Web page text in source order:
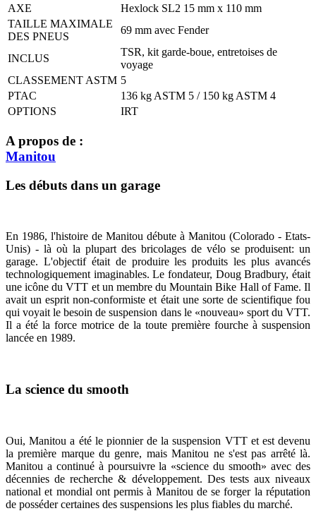
AXE
Hexlock SL2 15 mm x 110 mm
TAILLE MAXIMALE
DES PNEUS
69 mm avec Fender
INCLUS
TSR, kit garde-boue, entretoises de
voyage
CLASSEMENT ASTM 5
PTAC
136 kg ASTM 5 / 150 kg ASTM 4
OPTIONS
IRT
A propos de :
Manitou
Les débuts dans un garage
En 1986, l'histoire de Manitou débute à Manitou (Colorado - Etats-
Unis) - là où la plupart des bricolages de vélo se produisent: un
garage. L'objectif était de produire les produits les plus avancés
technologiquement imaginables. Le fondateur, Doug Bradbury, était
une icône du VTT et un membre du Mountain Bike Hall of Fame. Il
avait un esprit non-conformiste et était une sorte de scientifique fou
qui voyait le besoin de suspension dans le «nouveau» sport du VTT.
Il a été la force motrice de la toute première fourche à suspension
lancée en 1989.
La science du smooth
Oui, Manitou a été le pionnier de la suspension VTT et est devenu
la première marque du genre, mais Manitou ne s'est pas arrêté là.
Manitou a continué à poursuivre la «science du smooth» avec des
décennies de recherche & développement. Des tests aux niveaux
national et mondial ont permis à Manitou de se forger la réputation
de posséder certaines des suspensions les plus fiables du marché.